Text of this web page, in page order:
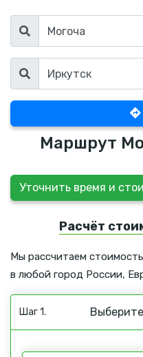
Маршрут
Уточнить время и
Расчёт
Мы рассчитаем
в любой город России,
Шаг 1.